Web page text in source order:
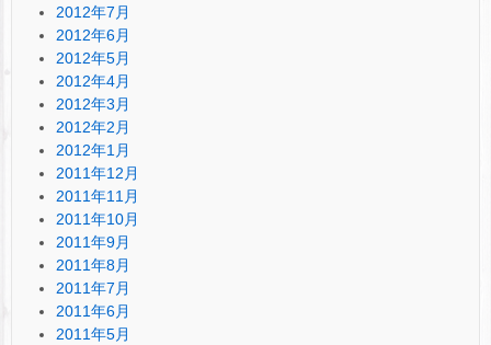
2012年7月
2012年6月
2012年5月
2012年4月
2012年3月
2012年2月
2012年1月
2011年12月
2011年11月
2011年10月
2011年9月
2011年8月
2011年7月
2011年6月
2011年5月